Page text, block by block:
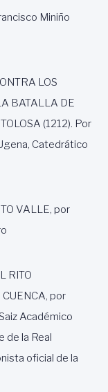
Miniño
LOS
BATALLA DE
(1212). Por
Catedrático
VALLE, por
RITO
por
Académico
de la Real
oficial de la